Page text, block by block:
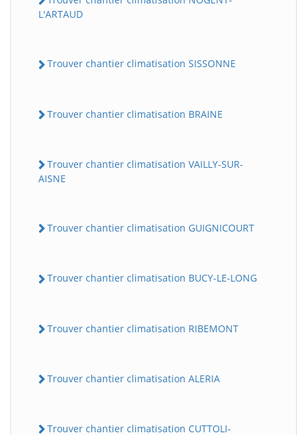
L'ARTAUD
Trouver chantier climatisation SISSONNE
Trouver chantier climatisation BRAINE
Trouver chantier climatisation VAILLY-SUR-
AISNE
Trouver chantier climatisation GUIGNICOURT
Trouver chantier climatisation BUCY-LE-LONG
Trouver chantier climatisation RIBEMONT
Trouver chantier climatisation ALERIA
Trouver chantier climatisation CUTTOLI-